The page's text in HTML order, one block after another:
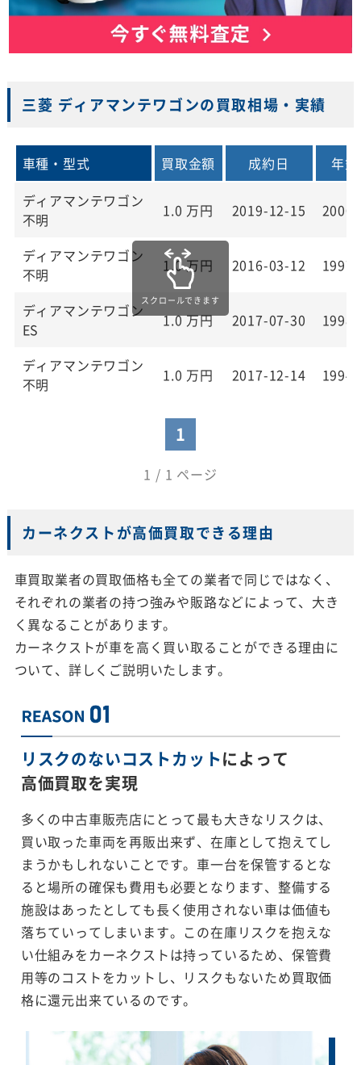
三菱 ディアマンテワゴンの買取相場・実績
車種・型式 買取金額 成約日
年式
ディアマンテワゴン
不明
1.0 万円 2019-12-15 2000
ディアマンテワゴン
不明
1.0万円 2016-03-12 1997
ディアマンテワゴン
ES
1.0万円 2017-07-30 1998
ディアマンテワゴン
不明
1.0 万円 2017-12-14 1994
1
1 / 1 ページ
カーネクストが高価買取できる理由
車買取業者の買取価格も全ての業者で同じではなく、
それぞれの業者の持つ強みや販路などによって、大き
く異なることがあります。
カーネクストが車を高く買い取ることができる理由に
ついて、詳しくご説明いたします。
リスクのないコストカットによって
高価買取を実現
多くの中古車販売店にとって最も大きなリスクは、
買い取った車両を再販出来ず、在庫として抱えてし
まうかもしれないことです。車一台を保管するとな
ると場所の確保も費用も必要となります、整備する
施設はあったとしても長く使用されない車は価値も
落ちていってしまいます。この在庫リスクを抱えな
い仕組みをカーネクストは持っているため、保管費
用等のコストをカットし、リスクもないため買取価
格に還元出来ているのです。